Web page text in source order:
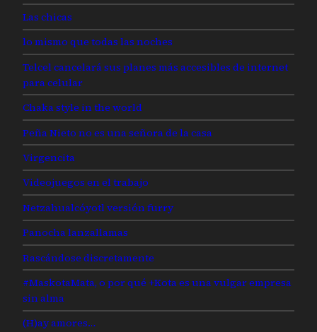
Las chicas
lo mismo que todas las noches
Telcel cancelará sus planes más accesibles de internet
para celular
Chaka style in the world
Peña Nieto no es una señora de la casa
Virgencita
Videojuegos en el trabajo
Netzahualcóyotl versión furry
Panocha lanzallamas
Rascándose discretamente
#MaskotaMata, o por qué +Kota es una vulgar empresa
sin alma
(H)ay amores…